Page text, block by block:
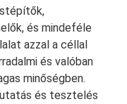
és mindeféle
azzal a céllal
és valóban
minőségben.
és tesztelés